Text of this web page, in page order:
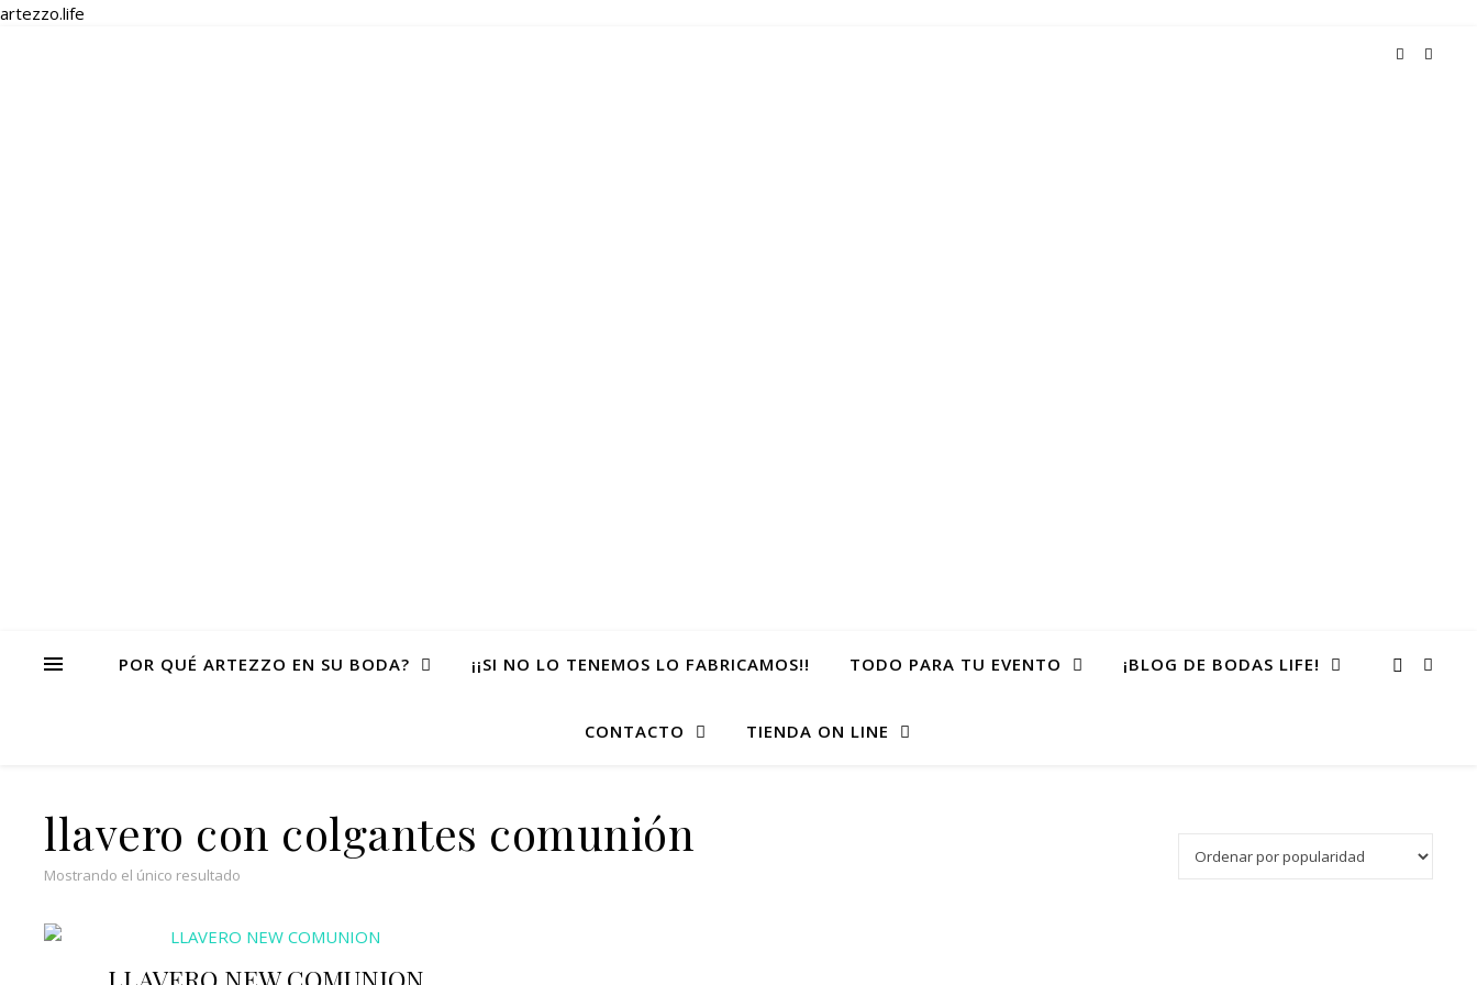
artezzo.life
POR QUÉ ARTEZZO EN SU BODA? ¡¡SI NO LO TENEMOS LO FABRICAMOS!! TODO PARA TU EVENTO ¡BLOG DE BODAS LIFE!
CONTACTO TIENDA ON LINE
llavero con colgantes comunión
Mostrando el único resultado